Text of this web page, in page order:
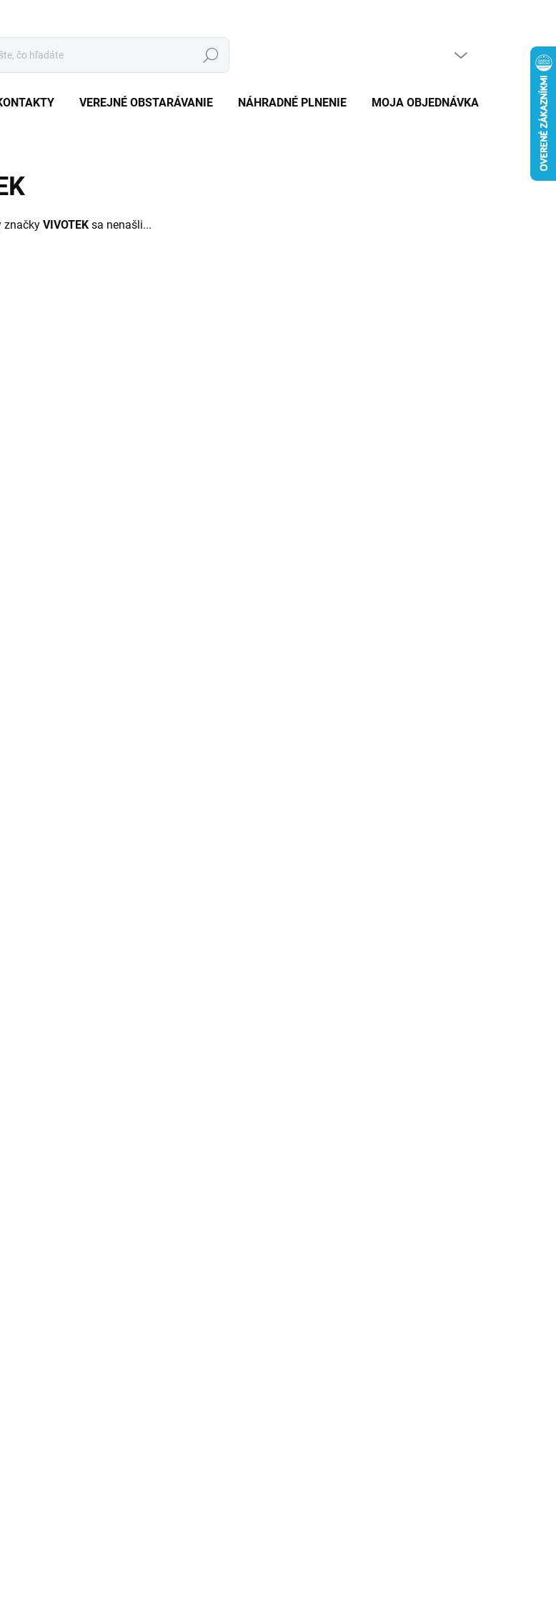
Hľadať
VEREJNÉ OBSTARÁVANIE NÁHRADNÉ PLNENIE MOJA OBJEDNÁVKA ZNAČKY
značky VIVOTEK sa nenašli...